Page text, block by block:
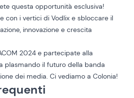
questa opportunità esclusiva!
con i vertici di Vodlix e sbloccare il
innovazione e crescita
2024 e partecipate alla
plasmando il futuro della banda
dei media. Ci vediamo a Colonia!